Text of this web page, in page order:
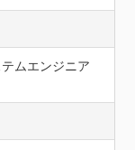
ムエンジニア